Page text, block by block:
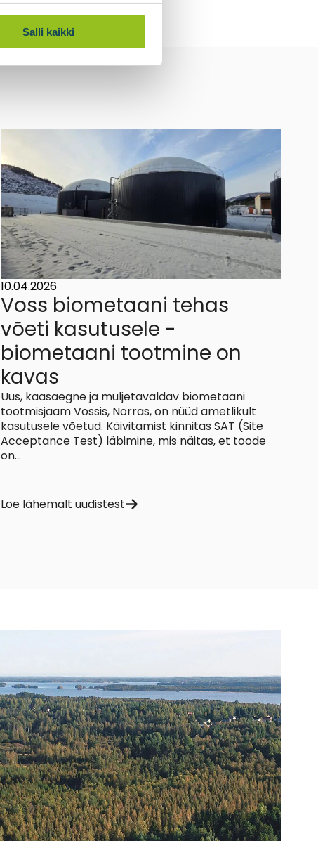
Salli kaikki
10.04.2026
Voss biometaani tehas
võeti kasutusele -
biometaani tootmine on
kavas
Uus, kaasaegne ja muljetavaldav biometaani
tootmisjaam Vossis, Norras, on nüüd ametlikult
kasutusele võetud. Käivitamist kinnitas SAT (Site
Acceptance Test) läbimine, mis näitas, et toode
on...
Loe lähemalt uudistest